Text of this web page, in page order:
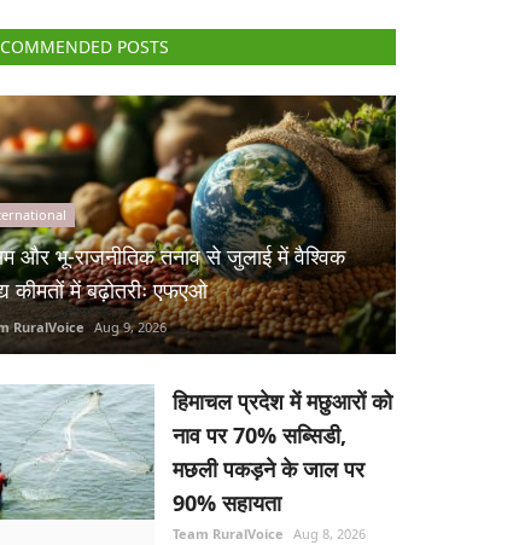
POSTS
और भू-राजनीतिक तनाव से जुलाई में वैश्विक
कीमतों में बढ़ोतरीः एफएओ
RuralVoice Aug 9, 2026
हिमाचल प्रदेश में मछुआरों को
नाव पर 70% सब्सिडी,
मछली पकड़ने के जाल पर
90% सहायता
Team RuralVoice Aug 8, 2026